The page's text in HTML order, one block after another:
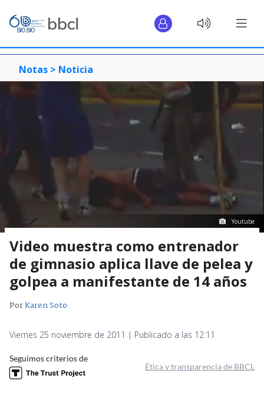
Notas > Noticia
Youtube
Video muestra como entrenador
de gimnasio aplica llave de pelea y
golpea a manifestante de 14 años
PorKaren Soto
Viernes 25 noviembre de 2011 | Publicado a las 12:11
Seguimos criterios de
Ética y transparencia de BBCL